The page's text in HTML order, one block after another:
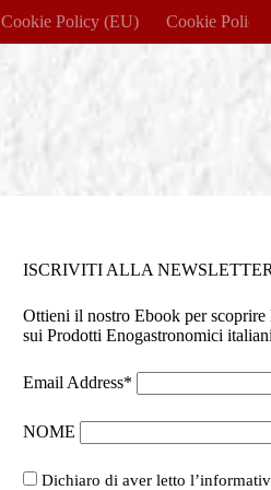
Cookie Policy (EU) Cookie Policy
ISCRIVITI ALLA NEWSLETTER
Ottieni il nostro Ebook per scoprire
sui Prodotti Enogastronomici italiani
Email Address*
NOME
Dichiaro di aver letto